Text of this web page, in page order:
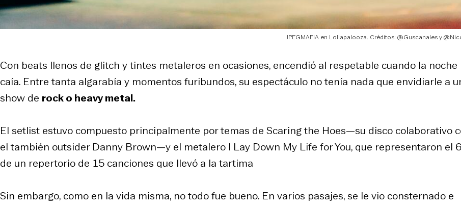
JPEGMAFIA en Lollapalooza. Créditos: @Guscanales y
Con beats llenos de glitch y tintes metaleros en ocasiones, encendió al respetable cuando la noche
caía. Entre tanta algarabía y momentos furibundos, su espectáculo no tenía nada que envidiarle a
show de rock o heavy metal.
El setlist estuvo compuesto principalmente por temas de Scaring the Hoes—su disco colaborativo
el también outsider Danny Brown—y el metalero I Lay Down My Life for You, que representaron el
de un repertorio de 15 canciones que llevó a la tartima
Sin embargo, como en la vida misma, no todo fue bueno. En varios pasajes, se le vio consternado e